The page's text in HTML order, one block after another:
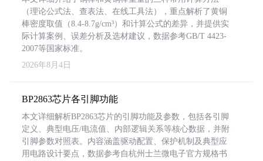
（理论公式法、查表法、在线工具法），重点解析了黄铜
棒密度取值（8.4-8.7g/cm³）和计算公式的差异，并提供实
际计算案例、误差分析及选材建议，数据参考GB/T 4423-
2007等国家标准。
2026年8月4日
BP2863芯片各引脚功能
本文详细解析BP2863芯片的引脚功能及参数，包括各引脚
定义、典型电压/电流值、内部逻辑关系等核心数据，并附
引脚参数对照表。内容涵盖驱动配置、保护机制及典型应
用电路设计要点，数据参考自杭州士兰微电子官方规格书